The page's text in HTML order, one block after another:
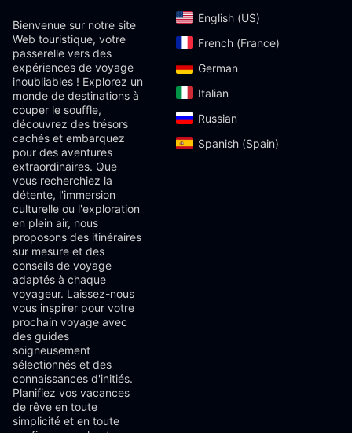
Bienvenue sur notre site
Web touristique, votre
passerelle vers des
expériences de voyage
inoubliables ! Explorez un
monde de destinations à
couper le souffle,
découvrez des trésors
cachés et embarquez
pour des aventures
extraordinaires. Que
vous recherchiez la
détente, l'immersion
culturelle ou l'exploration
en plein air, nous
proposons des itinéraires
sur mesure et des
conseils de voyage
adaptés à chaque
voyageur. Laissez-nous
vous inspirer pour votre
prochain voyage avec
des guides
soigneusement
sélectionnés et des
connaissances d'initiés.
Planifiez vos vacances
de rêve en toute
simplicité et en toute
English (US)‎
French (France)‎
German‎
Italian‎
Russian‎
Spanish (Spain)‎